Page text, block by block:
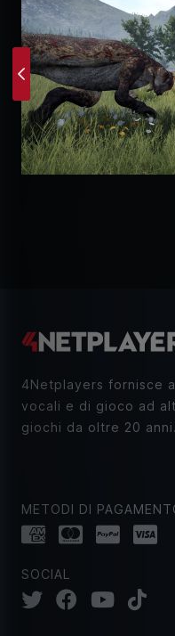
Previous
4Netplayers fornisce
vocali e di gioco ad
giochi da oltre 20 anni.
METODI DI
SOCIAL